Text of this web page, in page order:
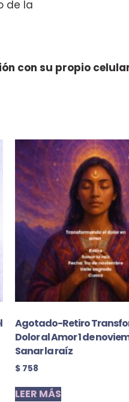
de la
con su propio
Agotado-Retiro
Dolor al Amor 1 de
Sanar la raíz
$ 758
LEER MÁS